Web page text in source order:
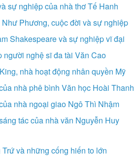
sự nghiệp của nhà thơ Tế Hanh
Phương, cuộc đời và sự nghiệp
Shakespeare và sự nghiệp vĩ đại
người nghệ sĩ đa tài Văn Cao
nhà hoạt động nhân quyền Mỹ
nhà phê bình Văn học Hoài Thanh
nhà ngoại giao Ngô Thì Nhậm
tác của nhà văn Nguyễn Huy
và những cống hiến to lớn